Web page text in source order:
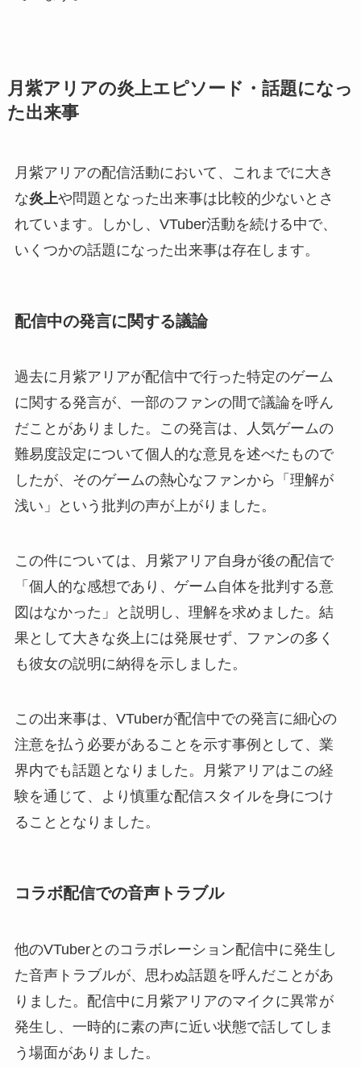
月紫アリアの炎上エピソード・話題になっ
た出来事
月紫アリアの配信活動において、これまでに大き
な炎上や問題となった出来事は比較的少ないとさ
れています。しかし、VTuber活動を続ける中で、
いくつかの話題になった出来事は存在します。
配信中の発言に関する議論
過去に月紫アリアが配信中で行った特定のゲーム
に関する発言が、一部のファンの間で議論を呼ん
だことがありました。この発言は、人気ゲームの
難易度設定について個人的な意見を述べたもので
したが、そのゲームの熱心なファンから「理解が
浅い」という批判の声が上がりました。
この件については、月紫アリア自身が後の配信で
「個人的な感想であり、ゲーム自体を批判する意
図はなかった」と説明し、理解を求めました。結
果として大きな炎上には発展せず、ファンの多く
も彼女の説明に納得を示しました。
この出来事は、VTuberが配信中での発言に細心の
注意を払う必要があることを示す事例として、業
界内でも話題となりました。月紫アリアはこの経
験を通じて、より慎重な配信スタイルを身につけ
ることとなりました。
コラボ配信での音声トラブル
他のVTuberとのコラボレーション配信中に発生し
た音声トラブルが、思わぬ話題を呼んだことがあ
りました。配信中に月紫アリアのマイクに異常が
発生し、一時的に素の声に近い状態で話してしま
う場面がありました。